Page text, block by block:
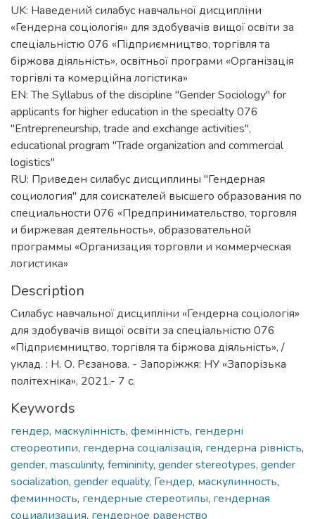
UK: Наведений силабус навчальної дисципліни
«Гендерна соціологія» для здобувачів вищої освіти за
спеціальністю 076 «Підприємництво, торгівля та
біржова діяльність», освітньої програми «Організація
торгівлі та комерційна логістика»
EN: The Syllabus of the discipline "Gender Sociology" for
applicants for higher education in the specialty 076
"Entrepreneurship, trade and exchange activities",
educational program "Trade organization and commercial
logistics"
RU: Приведен силабус дисциплины "Гендерная
социология" для соискателей высшего образования по
специальности 076 «Предпринимательство, торговля
и биржевая деятельность», образовательной
программы «Организация торговли и коммерческая
логистика»
Description
Силабус навчальної дисципліни «Гендерна соціологія»
для здобувачів вищої освіти за спеціальністю 076
«Підприємництво, торгівля та біржова діяльність», /
уклад. : Н. О. Рєзанова. - Запоріжжя: НУ «Запорізька
політехніка», 2021.- 7 с.
Keywords
гендер, маскулінність, фемінність, гендерні
стеореотипи, гендерна соціалізація, гендерна рівність,
gender, masculinity, femininity, gender stereotypes, gender
socialization, gender equality, Гендер, маскулинность,
феминность, гендерные стереотипы, гендерная
социализация, гендерное равенство